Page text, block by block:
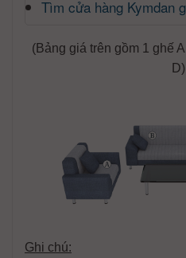
Tìm cửa hàng Kymdan
(Bảng giá trên gồm 1 ghế
D)
Ghi chú: